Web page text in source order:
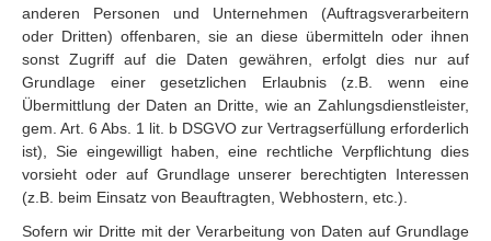
anderen Personen und Unternehmen (Auftragsverarbeitern
oder Dritten) offenbaren, sie an diese übermitteln oder ihnen
sonst Zugriff auf die Daten gewähren, erfolgt dies nur auf
Grundlage einer gesetzlichen Erlaubnis (z.B. wenn eine
Übermittlung der Daten an Dritte, wie an Zahlungsdienstleister,
gem. Art. 6 Abs. 1 lit. b DSGVO zur Vertragserfüllung erforderlich
ist), Sie eingewilligt haben, eine rechtliche Verpflichtung dies
vorsieht oder auf Grundlage unserer berechtigten Interessen
(z.B. beim Einsatz von Beauftragten, Webhostern, etc.).
Sofern wir Dritte mit der Verarbeitung von Daten auf Grundlage